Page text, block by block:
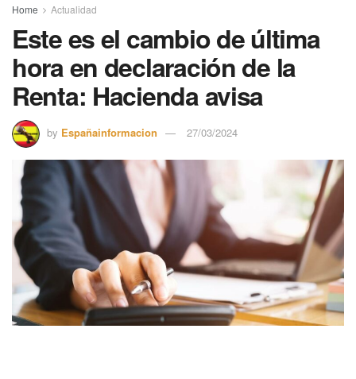
Home Actualidad
Este es el cambio de última
hora en declaración de la
Renta: Hacienda avisa
by Españainformacion 27/03/2024